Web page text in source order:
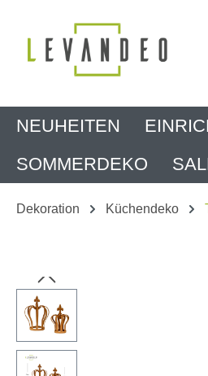
NEUHEITEN
SOMMERDEKO
Dekoration Küchendeko
Bildergalerie überspringen